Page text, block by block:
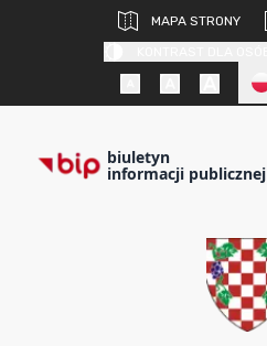
MAPA STRONY
biuletyn
informacji publicznej